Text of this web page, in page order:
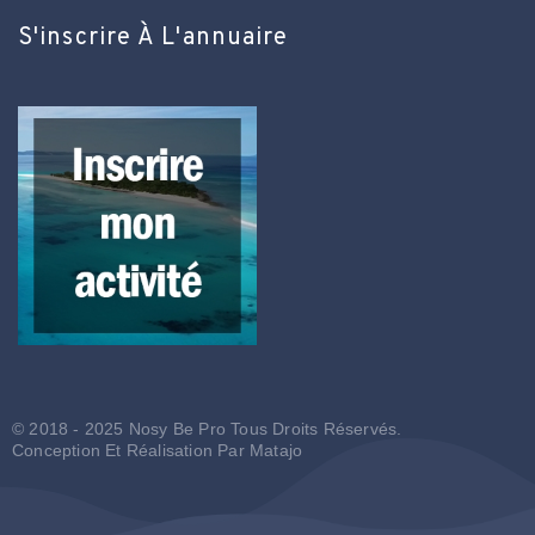
S'inscrire À L'annuaire
© 2018 - 2025 Nosy Be Pro Tous Droits Réservés.
Conception Et Réalisation Par Matajo